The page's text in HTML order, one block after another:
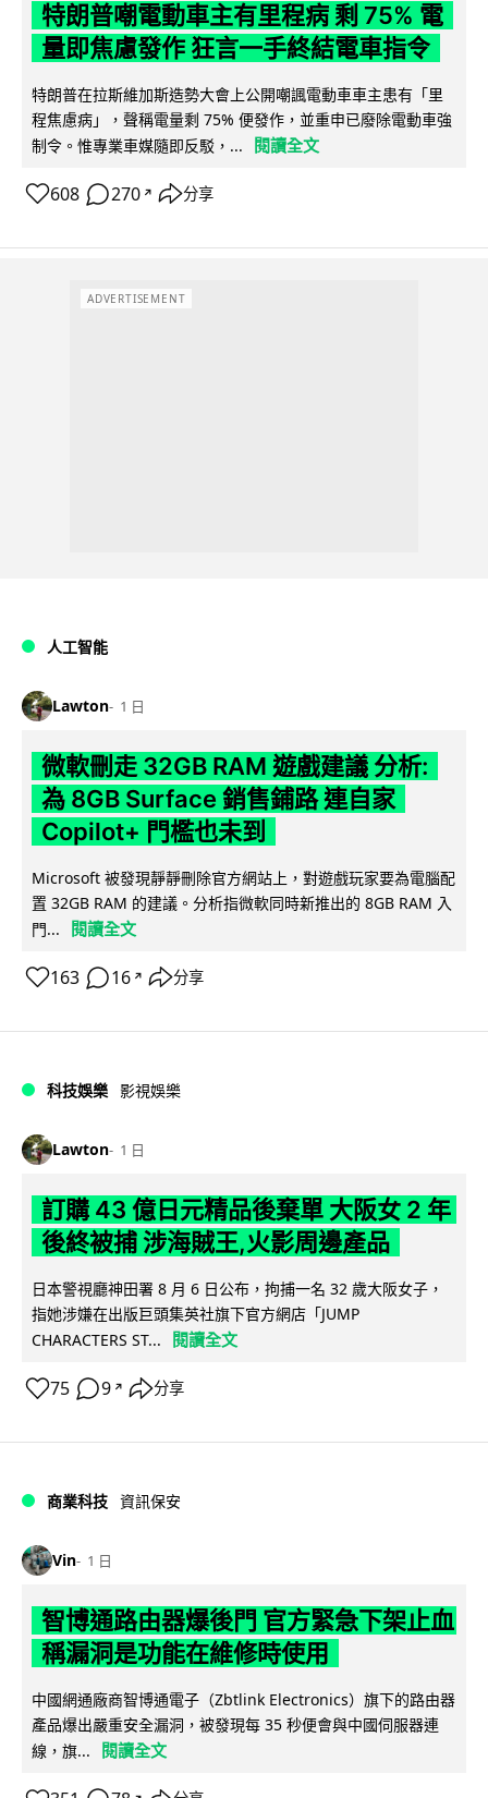
特朗普嘲電動車主有里程病 剩 75% 電
量即焦慮發作 狂言一手終結電車指令
特朗普在拉斯維加斯造勢大會上公開嘲諷電動車車主患有「里
程焦慮病」，聲稱電量剩 75% 便發作，並重申已廢除電動車強
制令。惟專業車媒隨即反駁，...
閱讀全文
608 270 ↗ 分享
ADVERTISEMENT
人工智能
Lawton 1 日
微軟刪走 32GB RAM 遊戲建議 分析:
為 8GB Surface 銷售鋪路 連自家
Copilot+ 門檻也未到
Microsoft 被發現靜靜刪除官方網站上，對遊戲玩家要為電腦配
置 32GB RAM 的建議。分析指微軟同時新推出的 8GB RAM 入
門...
閱讀全文
163 16 ↗ 分享
科技娛樂 影視娛樂
Lawton 1 日
訂購 43 億日元精品後棄單 大阪女 2 年
後終被捕 涉海賊王,火影周邊產品
日本警視廳神田署 8 月 6 日公布，拘捕一名 32 歲大阪女子，
指她涉嫌在出版巨頭集英社旗下官方網店「JUMP
CHARACTERS ST...
閱讀全文
75 9 ↗ 分享
商業科技 資訊保安
Vin 1 日
智博通路由器爆後門 官方緊急下架止血
稱漏洞是功能在維修時使用
中國網通廠商智博通電子（Zbtlink Electronics）旗下的路由器
產品爆出嚴重安全漏洞，被發現每 35 秒便會與中國伺服器連
線，旗...
閱讀全文